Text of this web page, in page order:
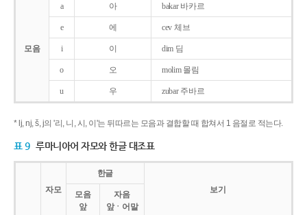
모음
a 아 bakar 바카르
e 에 cev 체브
i 이 dim 딤
o 오 molim 몰림
u 우 zubar 주바르
* lj, nj, š, j의 '리, 니, 시, 이'는 뒤따르는 모음과 결합할 때 합쳐서 1 음절로 적는다.
표 9 루마니아어 자모와 한글 대조표
자모
한글
보기
모음
앞
자음
앞ㆍ어말